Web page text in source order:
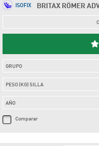
BRITAX RÖMER
ISOFIX
GRUPO
PESO (KG) SILLA
AÑO
Comparar